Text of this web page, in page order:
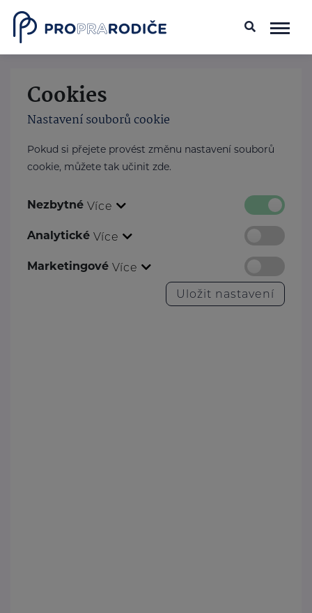
Cookies
Nastavení souborů cookie
Pokud si přejete provést změnu nastavení souborů
cookie, můžete tak učinit zde.
Nezbytné Více
Analytické Více
Marketingové Více
Uložit nastavení